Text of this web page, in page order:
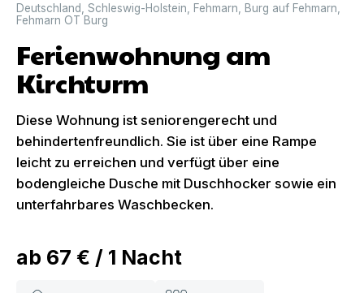
Deutschland Schleswig-Holstein Fehmarn Burg auf Fehmarn
Fehmarn OT Burg
Ferienwohnung am
Kirchturm
Diese Wohnung ist seniorengerecht und
behindertenfreundlich. Sie ist über eine Rampe
leicht zu erreichen und verfügt über eine
bodengleiche Dusche mit Duschhocker sowie ein
unterfahrbares Waschbecken.
ab 67 € / 1 Nacht